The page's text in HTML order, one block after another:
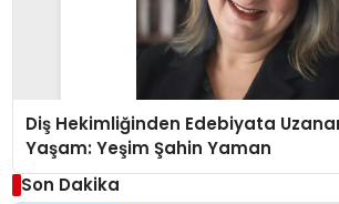
Diş Hekimliğinden Edebiyata
Yaşam: Yeşim Şahin Yaman
Son Dakika